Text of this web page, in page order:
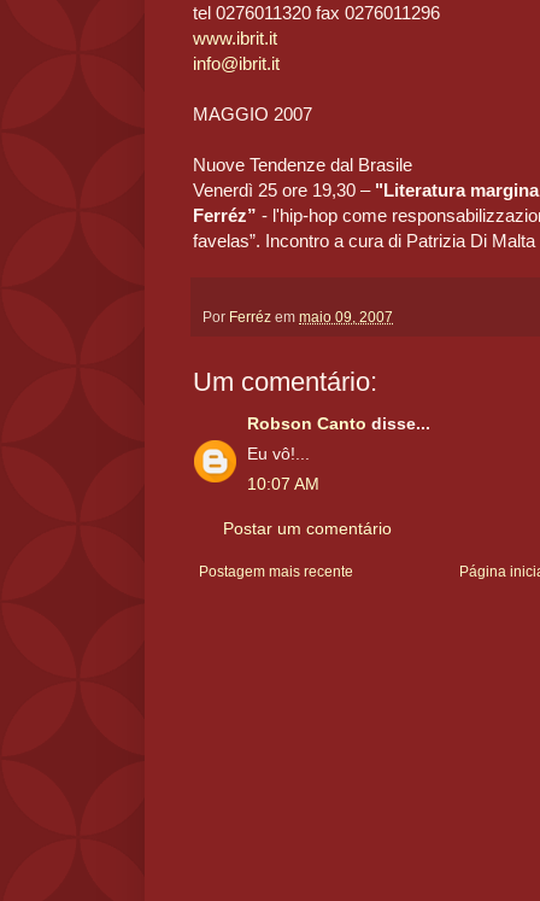
tel 0276011320 fax 0276011296
www.ibrit.it
info@ibrit.it
MAGGIO 2007
Nuove Tendenze dal Brasile
Venerdì 25 ore 19,30 – "Literatura
Ferréz” - l'hip-hop come
favelas”. Incontro a cura di Patrizia Di Malta
Por Ferréz em maio 09, 2007
Um comentário:
Robson Canto disse...
Eu vô!...
10:07 AM
Postar um comentário
Postagem mais recente Página